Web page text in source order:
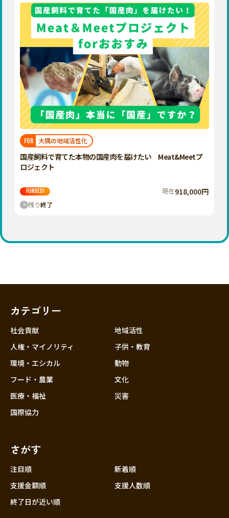
宮城
秋田
山形
福島
関東
茨城
千葉
神奈川
石川
近畿
中国
長野
岐阜 静岡 愛知
滋賀 京都 大阪
兵庫
奈良
和歌山
中国
鳥取 島根 岡山 広島 山口
四国
徳島 香川 愛媛 高知
九州・沖縄
福岡 佐賀 長崎
宮崎
鹿児島
FOR 大隅の地域活性化
国産飼料で育てた本物の国産肉を届けたい Meat&Meetプ
ロジェクト
FUNDED! 現在918,000円
残り終了
カテゴリー
社会貢献
人権・マイノリティ
環境・エシカル
フード・農業
医療・福祉
国際協力
地域活性
子供・教育
動物
文化
災害
さがす
注目順
新着順
支援金額順
支援人数順
終了日が近い順